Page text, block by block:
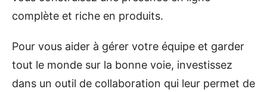
complète et riche en produits.
Pour vous aider à gérer votre équipe et garder
tout le monde sur la bonne voie, investissez
dans un outil de collaboration qui leur permet de